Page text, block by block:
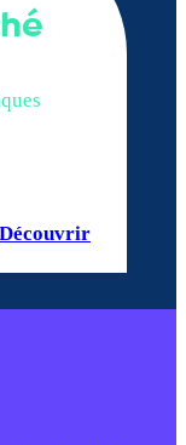
Découvrir